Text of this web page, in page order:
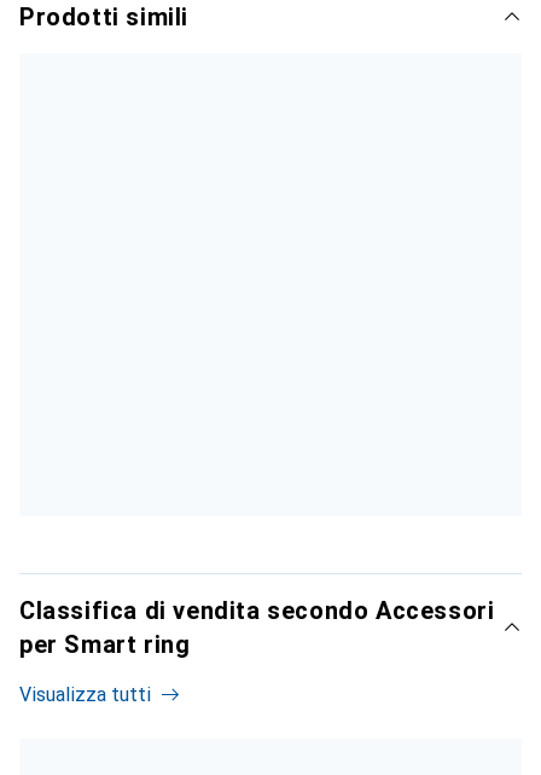
Prodotti simili
Classifica di vendita secondo Accessori
per Smart ring
Visualizza tutti